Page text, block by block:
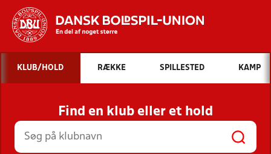
Hvad vil du søge efter?
INDHOLD OG NYHEDER
STILLINGER, RESULTATER, KLUBBER OG
HOLD
KLUB/HOLD RÆKKE SPILLESTED KAMP
Find en klub eller et hold